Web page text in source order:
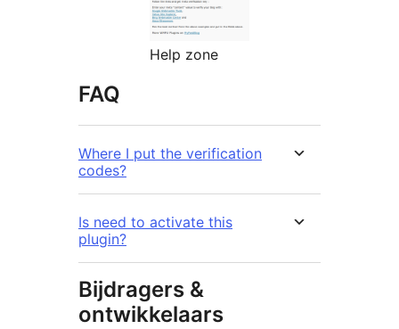
Help zone
FAQ
Where I put the verification
codes?
Is need to activate this
plugin?
Bijdragers &
ontwikkelaars